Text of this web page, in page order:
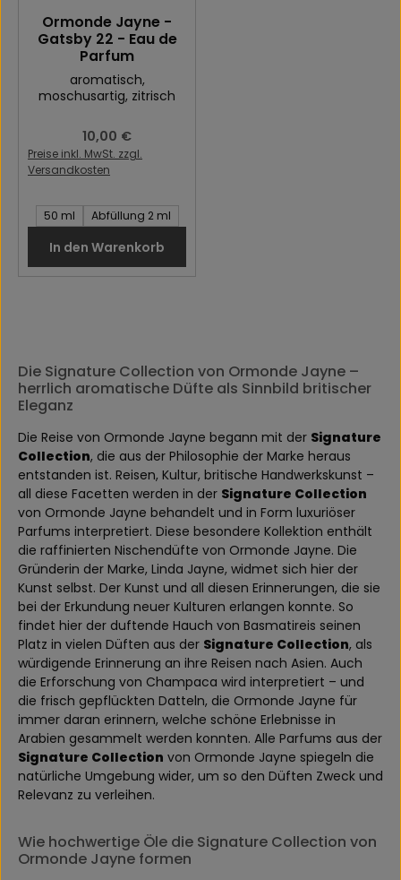
Ormonde Jayne -
Gatsby 22 - Eau de
Parfum
aromatisch,
moschusartig, zitrisch
Regulärer Preis:
10,00 €
Preise inkl. MwSt. zzgl.
Versandkosten
Inhalt des Artikel:
50 ml Abfüllung 2 ml
In den Warenkorb
Die Signature Collection von Ormonde Jayne –
herrlich aromatische Düfte als Sinnbild britischer
Eleganz
Die Reise von Ormonde Jayne begann mit der Signature
Collection, die aus der Philosophie der Marke heraus
entstanden ist. Reisen, Kultur, britische Handwerkskunst –
all diese Facetten werden in der Signature Collection
von Ormonde Jayne behandelt und in Form luxuriöser
Parfums interpretiert. Diese besondere Kollektion enthält
die raffinierten Nischendüfte von Ormonde Jayne. Die
Gründerin der Marke, Linda Jayne, widmet sich hier der
Kunst selbst. Der Kunst und all diesen Erinnerungen, die sie
bei der Erkundung neuer Kulturen erlangen konnte. So
findet hier der duftende Hauch von Basmatireis seinen
Platz in vielen Düften aus der Signature Collection, als
würdigende Erinnerung an ihre Reisen nach Asien. Auch
die Erforschung von Champaca wird interpretiert – und
die frisch gepflückten Datteln, die Ormonde Jayne für
immer daran erinnern, welche schöne Erlebnisse in
Arabien gesammelt werden konnten. Alle Parfums aus der
Signature Collection von Ormonde Jayne spiegeln die
natürliche Umgebung wider, um so den Düften Zweck und
Relevanz zu verleihen.
Wie hochwertige Öle die Signature Collection von
Ormonde Jayne formen